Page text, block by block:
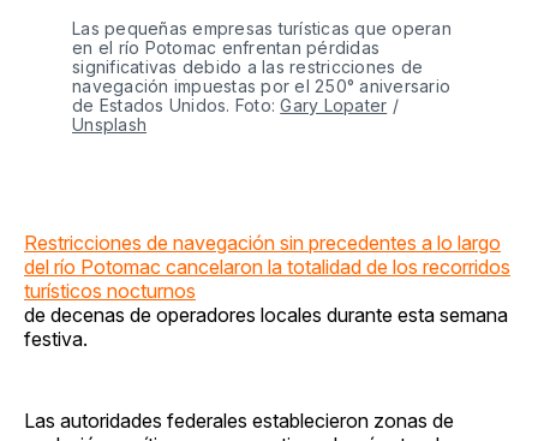
Las pequeñas empresas turísticas que operan
en el río Potomac enfrentan pérdidas
significativas debido a las restricciones de
navegación impuestas por el 250° aniversario
de Estados Unidos. Foto: Gary Lopater /
Unsplash
Restricciones de navegación sin precedentes a lo largo
del río Potomac cancelaron la totalidad de los recorridos
turísticos nocturnos
de decenas de operadores locales durante esta semana
festiva.
Las autoridades federales establecieron zonas de